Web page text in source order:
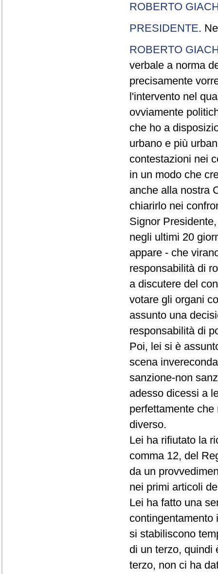
ROBERTO
PRESIDENTE.
ROBERTO
verbale a norma
precisamente
l'intervento nel
ovviamente
che ho a
urbano e più
contestazioni nei
in un modo che
anche alla nostra
chiarirlo nei
Signor
negli ultimi 20
appare - che
responsabilità di
a discutere del
votare gli organi
assunto una
responsabilità di
Poi, lei si è
scena
sanzione-non
adesso dicessi a
perfettamente
diverso.
Lei ha rifiutato la
comma 12, del
da un
nei primi articoli
Lei ha fatto una
contingentamento
si stabiliscono
di un terzo, quindi
terzo, non ci ha